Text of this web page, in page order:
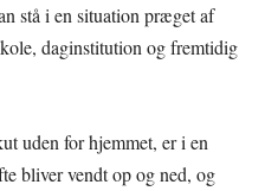
stå i en situation præget af
daginstitution og fremtidig
uden for hjemmet, er i en
bliver vendt op og ned, og